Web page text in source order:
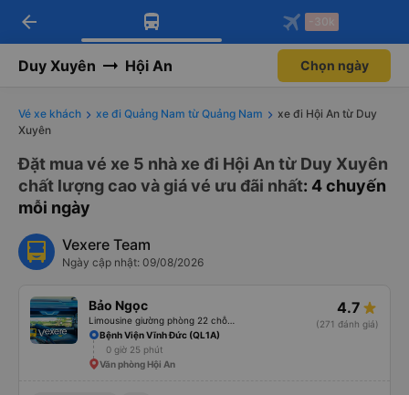
Tải app Vexere ngay!
Nhận ưu đãi thành viên độc
Mở app
Tải app Vexere
-30k/ghế khi đặt vé máy bay qua
Mở app
arrow_back -30k
Duy Xuyên Hội An Chọn ngày
Vé xe khách xe đi Quảng Nam từ Quảng Nam
xe đi Hội An từ Duy
Xuyên
Đặt mua vé xe 5 nhà xe đi Hội An từ Duy Xuyên
chất lượng cao và giá vé ưu đãi nhất: 4 chuyến
mỗi ngày
Vexere Team
Ngày cập nhật: 09/08/2026
Bảo Ngọc 4.7
(271 đánh giá)
Bệnh Viện Vĩnh Đức (QL1A)
0 giờ 25 phút
Văn phòng Hội An